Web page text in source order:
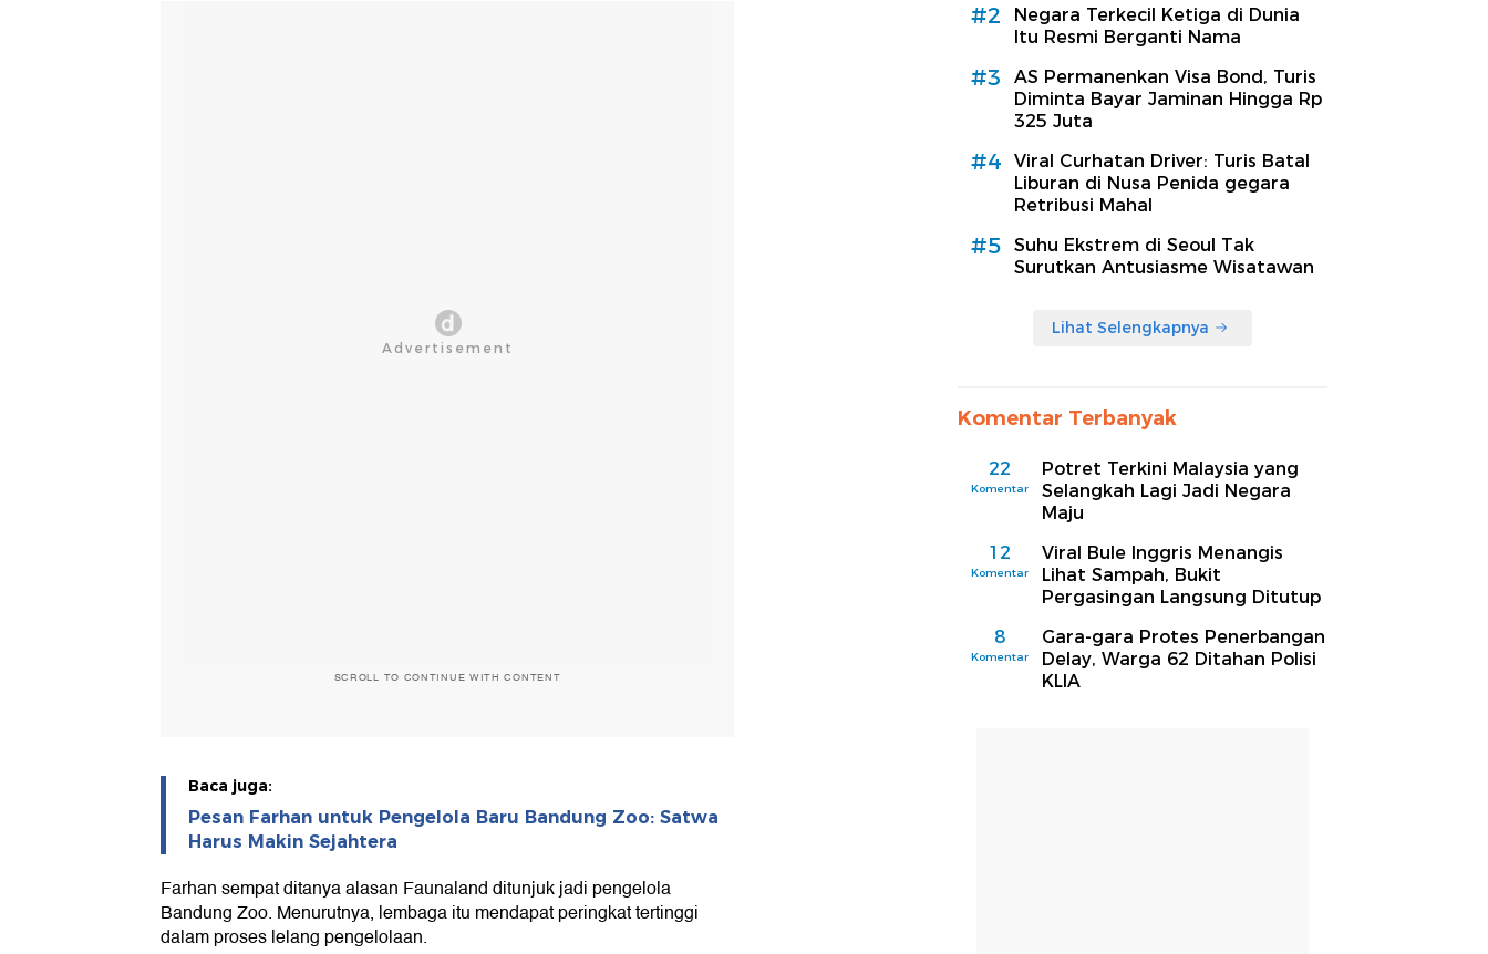
SCROLL TO CONTINUE WITH CONTENT
Baca juga:
Pesan Farhan untuk Pengelola Baru Bandung Zoo: Satwa
Harus Makin Sejahtera
Farhan sempat ditanya alasan Faunaland ditunjuk jadi pengelola
Bandung Zoo. Menurutnya, lembaga itu mendapat peringkat tertinggi
dalam proses lelang pengelolaan.
#2
Negara Terkecil Ketiga di Dunia
Itu Resmi Berganti Nama
#3
AS Permanenkan Visa Bond, Turis
Diminta Bayar Jaminan Hingga Rp
325 Juta
#4
Viral Curhatan Driver: Turis Batal
Liburan di Nusa Penida gegara
Retribusi Mahal
#5
Suhu Ekstrem di Seoul Tak
Surutkan Antusiasme Wisatawan
Lihat Selengkapnya
Komentar Terbanyak
22
Komentar
Potret Terkini Malaysia yang
Selangkah Lagi Jadi Negara
Maju
12
Komentar
Viral Bule Inggris Menangis
Lihat Sampah, Bukit
Pergasingan Langsung Ditutup
8
Komentar
Gara-gara Protes Penerbangan
Delay, Warga 62 Ditahan Polisi
KLIA